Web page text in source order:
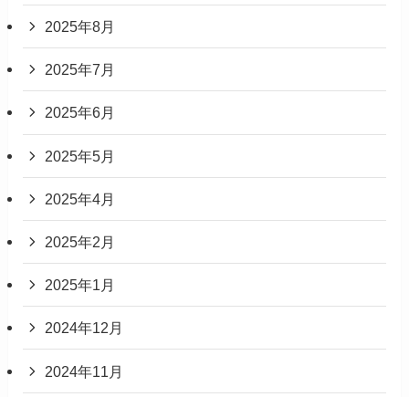
2025年8月
2025年7月
2025年6月
2025年5月
2025年4月
2025年2月
2025年1月
2024年12月
2024年11月